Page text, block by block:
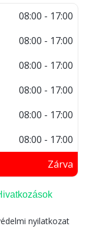
08:00 - 17:00
08:00 - 17:00
08:00 - 17:00
08:00 - 17:00
08:00 - 17:00
08:00 - 17:00
Zárva
nyilatkozat